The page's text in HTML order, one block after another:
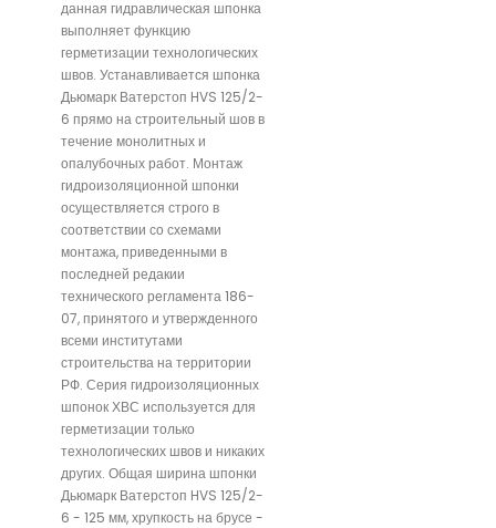
данная гидравлическая шпонка
выполняет функцию
герметизации технологических
швов. Устанавливается шпонка
Дьюмарк Ватерстоп HVS 125/2-
6 прямо на строительный шов в
течение монолитных и
опалубочных работ. Монтаж
гидроизоляционной шпонки
осуществляется строго в
соответствии со схемами
монтажа, приведенными в
последней редакии
технического регламента 186-
07, принятого и утвержденного
всеми институтами
строительства на территории
РФ. Серия гидроизоляционных
шпонок ХВС используется для
герметизации только
технологических швов и никаких
других. Общая ширина шпонки
Дьюмарк Ватерстоп HVS 125/2-
6 - 125 мм, хрупкость на брусе -